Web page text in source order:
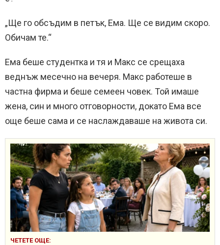
„Ще го обсъдим в петък, Ема. Ще се видим скоро.
Обичам те.“
Ема беше студентка и тя и Макс се срещаха
веднъж месечно на вечеря. Макс работеше в
частна фирма и беше семеен човек. Той имаше
жена, син и много отговорности, докато Ема все
още беше сама и се наслаждаваше на живота си.
ЧЕТЕТЕ ОЩЕ: